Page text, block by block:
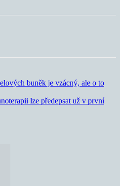
buněk je vzácný, ale o to
lze předepsat už v první